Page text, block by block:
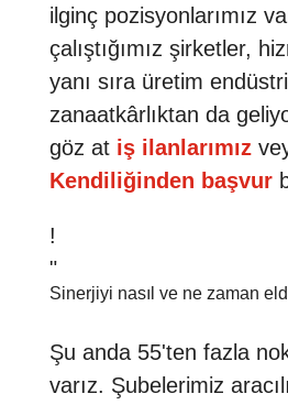
ilginç pozisyonlarımız
çalıştığımız şirketler,
yanı sıra üretim
zanaatkârlıktan da
göz at iş ilanlarımız
Kendiliğinden başvur
!
"
Sinerjiyi nasıl ve ne zaman
Şu anda 55'ten fazla
varız. Şubelerimiz